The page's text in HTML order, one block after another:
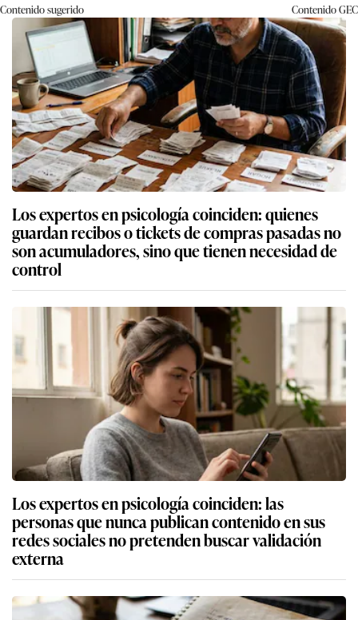
Contenido sugerido ContenidoGEC
Los expertos en psicología coinciden: quienes
guardan recibos o tickets de compras pasadas no
son acumuladores, sino que tienen necesidad de
control
Los expertos en psicología coinciden: las
personas que nunca publican contenido en sus
redes sociales no pretenden buscar validación
externa